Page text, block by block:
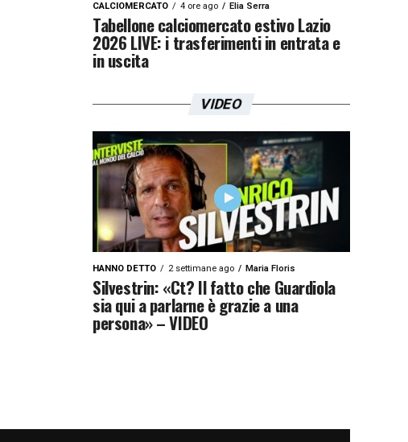
CALCIOMERCATO 4 ore ago Elia Serra
Tabellone calciomercato estivo Lazio
2026 LIVE: i trasferimenti in entrata e
in uscita
VIDEO
HANNO DETTO 2 settimane ago Maria Floris
Silvestrin: «Ct? Il fatto che Guardiola
sia qui a parlarne è grazie a una
persona» – VIDEO